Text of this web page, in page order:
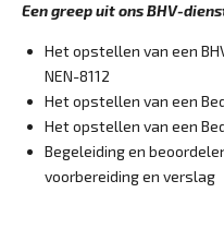
Een greep uit ons BHV-
Het opstellen van een
NEN-8112
Het opstellen van een
Het opstellen van een
Begeleiding en
voorbereiding en verslag